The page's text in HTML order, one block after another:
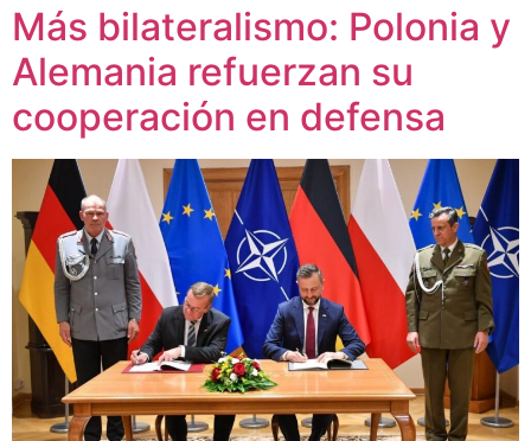
Más bilateralismo: Polonia y
Alemania refuerzan su
cooperación en defensa